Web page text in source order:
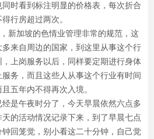
时看到标注明显的价格表，每次折合
行房超过两次。
新加坡的色情业管理非常的规范，这
来自周边的国家，到这里从事这个行
上岗服务以后，同样要定期进行身体
务，而且这些人从事这个行业有时间
五年内不得再次入境。
是午夜时分了，今天早晨依然六点多
的活动情况记录下来，到了早晨七点
回笼觉，别小看这二十分钟，自己觉